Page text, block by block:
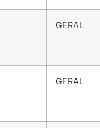
GERAL
GERAL